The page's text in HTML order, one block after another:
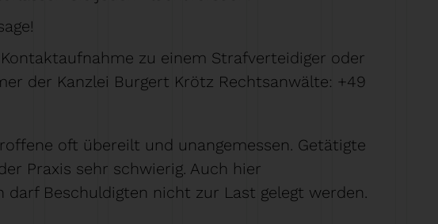
zu einem Strafverteidiger oder
der Kanzlei Burgert Krötz Rechtsanwälte: +49
oft übereilt und unangemessen. Getätigte
Praxis sehr schwierig. Auch hier
darf Beschuldigten nicht zur Last gelegt werden.